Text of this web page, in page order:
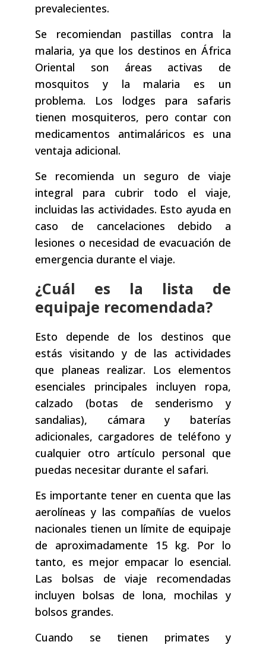
prevalecientes.
Se recomiendan pastillas contra la
malaria, ya que los destinos en África
Oriental son áreas activas de
mosquitos y la malaria es un
problema. Los lodges para safaris
tienen mosquiteros, pero contar con
medicamentos antimaláricos es una
ventaja adicional.
Se recomienda un seguro de viaje
integral para cubrir todo el viaje,
incluidas las actividades. Esto ayuda en
caso de cancelaciones debido a
lesiones o necesidad de evacuación de
emergencia durante el viaje.
¿Cuál es la lista de
equipaje recomendada?
Esto depende de los destinos que
estás visitando y de las actividades
que planeas realizar. Los elementos
esenciales principales incluyen ropa,
calzado (botas de senderismo y
sandalias), cámara y baterías
adicionales, cargadores de teléfono y
cualquier otro artículo personal que
puedas necesitar durante el safari.
Es importante tener en cuenta que las
aerolíneas y las compañías de vuelos
nacionales tienen un límite de equipaje
de aproximadamente 15 kg. Por lo
tanto, es mejor empacar lo esencial.
Las bolsas de viaje recomendadas
incluyen bolsas de lona, mochilas y
bolsos grandes.
Cuando se tienen primates y